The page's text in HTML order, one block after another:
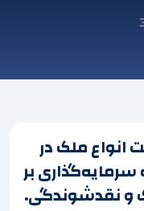
انواع ملک در
سرمایه‌گذاری بر
و نقدشوندگی.